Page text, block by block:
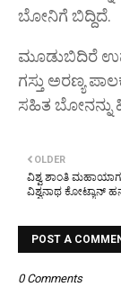
ಬೋನಿಗೆ ಬಿದ್ದಿದೆ.
ಮೂಡುಬಿದಿರೆ
ಗಸ್ತು ಅರಣ್ಯ
ಸಹಿತ ಬೋನನ್ನು
OLDER
ವಿಶ್ವ ಶಾಂತಿ
ವಿಶ್ವನಾಥ ಕೋಟ್ಯಾನ್
POST A
0 Comments